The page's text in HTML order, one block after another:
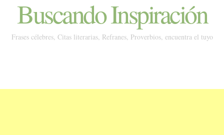
Buscando Inspiración
Frases célebres, Citas literarias, Refranes, Proverbios, encuentra el tuyo